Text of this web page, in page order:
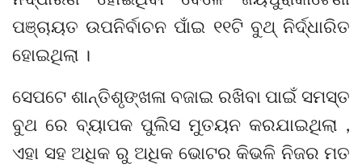
ପଞ୍ଚାୟତ ଉପନିର୍ବାଚନ ପାଁଇ ୧୧ଟି ବୁଥ୍ ନିର୍ଦ୍ଧାରିତ
ହୋଇଥିଲା ।
ସେପଟେ ଶାନ୍ତିଶୃଙ୍ଖଳା ବଜାଇ ରଖିବା ପାଇଁ ସମସ୍ତ
ବୁଥ ରେ ବ୍ୟାପକ ପୁଲିସ ମୁତୟନ କରଯାଇଥିଲା ,
ଏହା ସହ ଅଧିକ ରୁ ଅଧିକ ଭୋଟର କିଭଳି ନିଜର ମତ